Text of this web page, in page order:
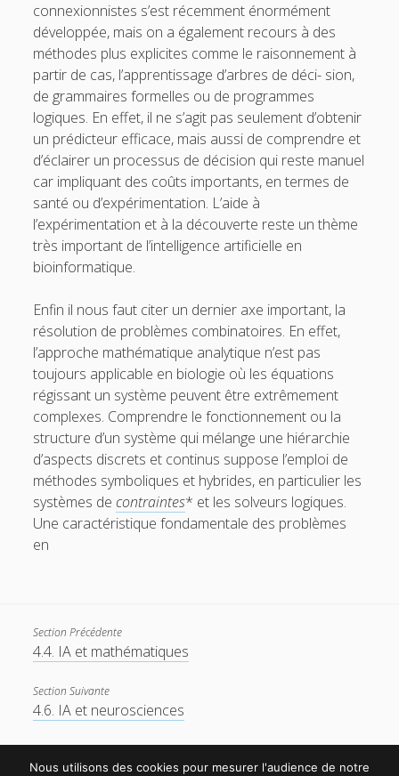
connexionnistes s’est récemment énormément
développée, mais on a également recours à des
méthodes plus explicites comme le raisonnement à
partir de cas, l’apprentissage d’arbres de déci- sion,
de grammaires formelles ou de programmes
logiques. En effet, il ne s’agit pas seulement d’obtenir
un prédicteur efficace, mais aussi de comprendre et
d’éclairer un processus de décision qui reste manuel
car impliquant des coûts importants, en termes de
santé ou d’expérimentation. L’aide à
l’expérimentation et à la découverte reste un thème
très important de l’intelligence artificielle en
bioinformatique.
Enfin il nous faut citer un dernier axe important, la
résolution de problèmes combinatoires. En effet,
l’approche mathématique analytique n’est pas
toujours applicable en biologie où les équations
régissant un système peuvent être extrêmement
complexes. Comprendre le fonctionnement ou la
structure d’un système qui mélange une hiérarchie
d’aspects discrets et continus suppose l’emploi de
méthodes symboliques et hybrides, en particulier les
systèmes decontraintes* et les solveurs logiques.
Une caractéristique fondamentale des problèmes
en
Section Précédente
4.4. IA et mathématiques
Section Suivante
4.6. IA et neurosciences
Nous utilisons des cookies pour mesurer l'audience de notre